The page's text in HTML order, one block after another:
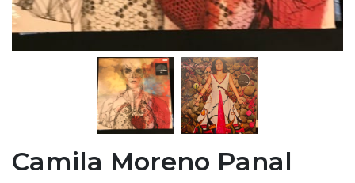
Camila Moreno Panal